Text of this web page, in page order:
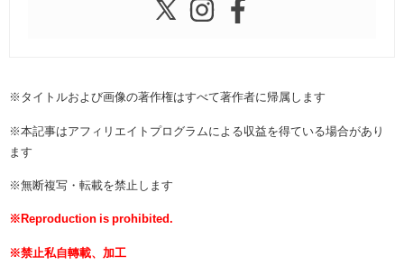
※タイトルおよび画像の著作権はすべて著作者に帰属します
※本記事はアフィリエイトプログラムによる収益を得ている場合があり
ます
※無断複写・転載を禁止します
※Reproduction is prohibited.
※禁止私自轉載、加工